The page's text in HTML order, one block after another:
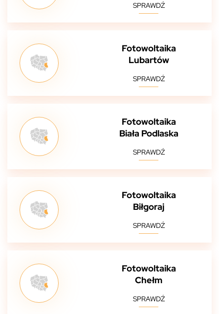
SPRAWDŹ
Fotowoltaika
Lubartów
SPRAWDŹ
Fotowoltaika
Biała Podlaska
SPRAWDŹ
Fotowoltaika
Biłgoraj
SPRAWDŹ
Fotowoltaika
Chełm
SPRAWDŹ